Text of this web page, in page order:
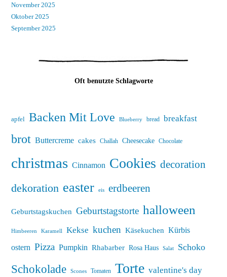
November 2025
Oktober 2025
September 2025
Oft benutzte Schlagworte
apfel Backen Mit Love Blueberry bread breakfast
brot Buttercreme cakes Challah Cheesecake Chocolate
christmas Cinnamon Cookies decoration
dekoration easter eis erdbeeren
Geburtstagskuchen Geburtstagstorte halloween
Himbeeren Karamell Kekse kuchen Käsekuchen Kürbis
ostern Pizza Pumpkin Rhabarber Rosa Haus Salat Schoko
Schokolade Scones Tomaten Torte valentine's day